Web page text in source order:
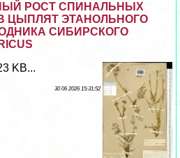
РОСТ СПИНАЛЬНЫХ
ЦЫПЛЯТ ЭТАНОЛЬНОГО
СИБИРСКОГО
KB...
30 06 2026 15:31:52